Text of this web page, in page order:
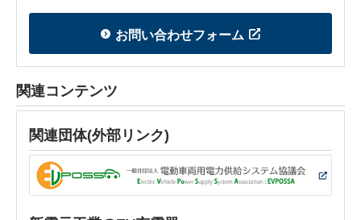
お問い合わせフォーム
関連コンテンツ
関連団体(外部リンク)